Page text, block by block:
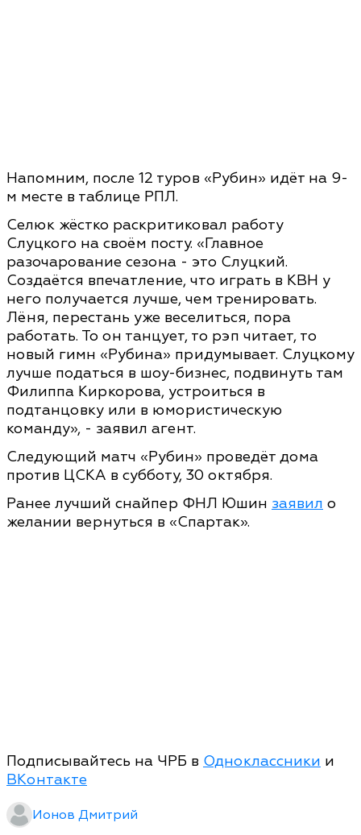
Напомним, после 12 туров «Рубин» идёт на 9-
м месте в таблице РПЛ.
Селюк жёстко раскритиковал работу
Слуцкого на своём посту. «Главное
разочарование сезона - это Слуцкий.
Создаётся впечатление, что играть в КВН у
него получается лучше, чем тренировать.
Лёня, перестань уже веселиться, пора
работать. То он танцует, то рэп читает, то
новый гимн «Рубина» придумывает. Слуцкому
лучше податься в шоу-бизнес, подвинуть там
Филиппа Киркорова, устроиться в
подтанцовку или в юмористическую
команду», - заявил агент.
Следующий матч «Рубин» проведёт дома
против ЦСКА в субботу, 30 октября.
Ранее лучший снайпер ФНЛ Юшин заявил о
желании вернуться в «Спартак».
Подписывайтесь на ЧРБ в Одноклассники и
ВКонтакте
Ионов Дмитрий